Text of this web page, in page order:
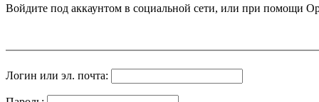
Войдите под аккаунтом в социальной сети, или при помощи
Логин или эл. почта: